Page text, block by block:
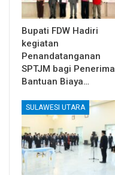
Bupati FDW Hadiri
kegiatan
Penandatanganan
SPTJM bagi Penerima
Bantuan Biaya…
SULAWESI UTARA